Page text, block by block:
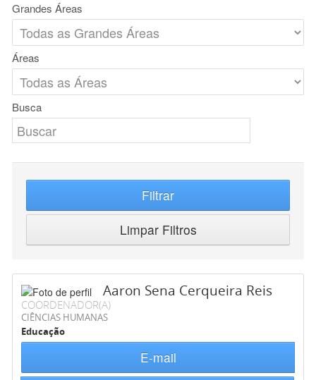
Grandes Áreas
Áreas
Busca
Filtrar
Limpar Filtros
Aaron Sena Cerqueira Reis
COORDENADOR(A)
CIÊNCIAS HUMANAS
Educação
E-mail